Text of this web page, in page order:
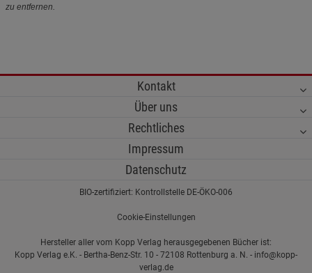
zu entfernen.
Kontakt
Über uns
Rechtliches
Impressum
Datenschutz
BIO-zertifiziert: Kontrollstelle DE-ÖKO-006
Cookie-Einstellungen
Hersteller aller vom Kopp Verlag herausgegebenen Bücher ist:
Kopp Verlag e.K. - Bertha-Benz-Str. 10 - 72108 Rottenburg a. N. - info@kopp-
verlag.de